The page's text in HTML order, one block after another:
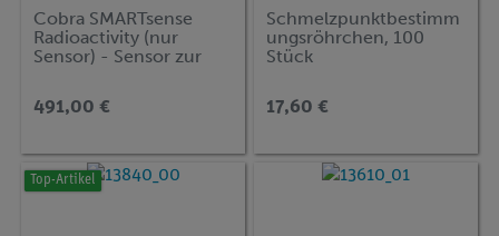
Cobra SMARTsense
Radioactivity (nur
Sensor) - Sensor zur
... 40000 #/min
491,00 €
Schmelzpunktbestimm
ungsröhrchen, 100
Stück
17,60 €
Top-Artikel